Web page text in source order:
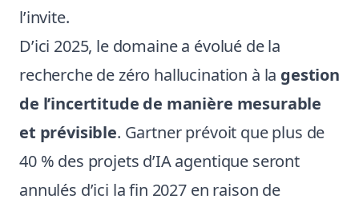
l’invite.
D’ici 2025, le domaine a évolué de la
recherche de zéro hallucination à la gestion
de l’incertitude de manière mesurable
et prévisible. Gartner prévoit que plus de
40 % des projets d’IA agentique seront
annulés d’ici la fin 2027 en raison de